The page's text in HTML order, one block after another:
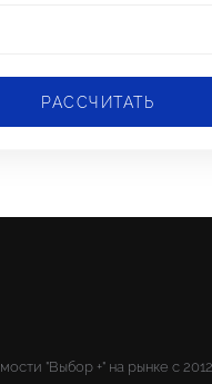
РАССЧИТАТЬ
"Выбор +" на рынке с